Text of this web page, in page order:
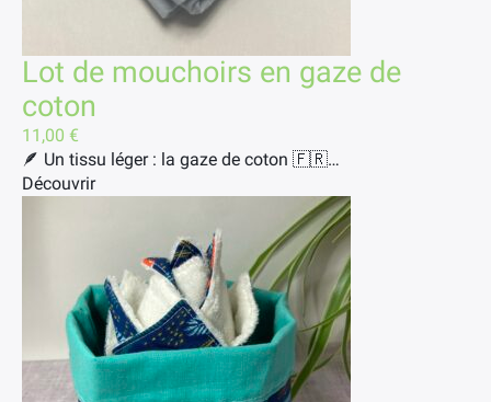
Lot de mouchoirs en gaze de
coton
11,00 €
🪶 Un tissu léger : la gaze de coton 🇫🇷…
Découvrir